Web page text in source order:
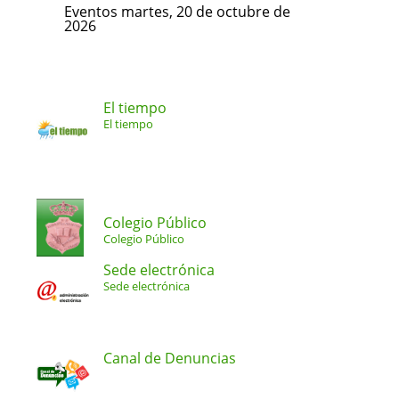
Eventos martes, 20 de octubre de
2026
El tiempo
El tiempo
Colegio Público
Colegio Público
Sede electrónica
Sede electrónica
Canal de Denuncias